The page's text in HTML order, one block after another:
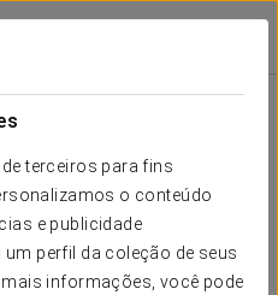
terceiros para fins
o conteúdo
e publicidade
perfil da coleção de seus
informações, você pode